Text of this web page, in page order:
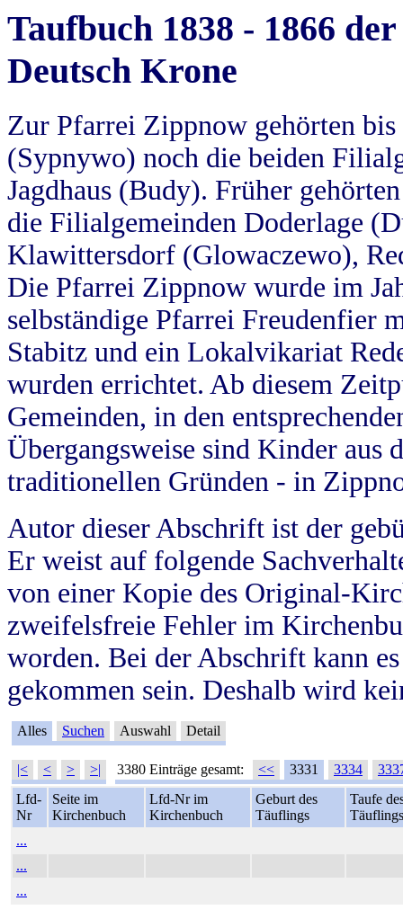
Taufbuch 1838 - 1866
Deutsch Krone
Zur Pfarrei Zippnow gehörten
(Sypnywo) noch die beiden
Jagdhaus (Budy). Früher
die Filialgemeinden Doderlage
Klawittersdorf (Glowaczewo),
Die Pfarrei Zippnow wurde im
selbständige Pfarrei Freudenfier
Stabitz und ein Lokalvikariat
wurden errichtet. Ab diesem
Gemeinden, in den
Übergangsweise sind Kinder aus
traditionellen Gründen - in
Autor dieser Abschrift ist der
Er weist auf folgende
von einer Kopie des Original-
zweifelsfreie Fehler im
worden. Bei der Abschrift kann
gekommen sein. Deshalb wird
Alles Suchen Auswahl Detail
|< < > >| 3380 Einträge gesamt: << 3331 3334
Lfd-
Nr
Seite im
Kirchenbuch
Lfd-Nr im
Kirchenbuch
Geburt des
Täuflings
Taufe
Täuflings
...
...
...